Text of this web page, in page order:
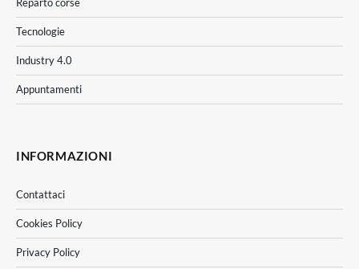
Tecnologie
Industry 4.0
Appuntamenti
INFORMAZIONI
Contattaci
Cookies Policy
Privacy Policy